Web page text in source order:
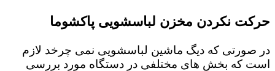
حرکت نکردن مخزن لباسشویی پاکشوما
در صورتی که دیگ ماشین لباسشویی نمی چرخد لازم
است که بخش های مختلفی در دستگاه مورد بررسی